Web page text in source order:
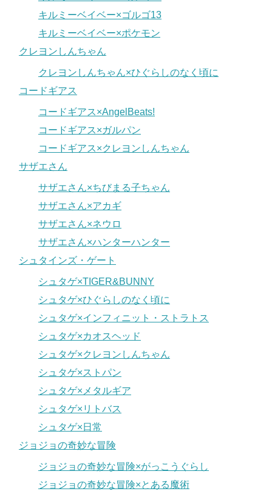
キルミーベイベー×ゴルゴ13
キルミーベイベー×ポケモン
クレヨンしんちゃん
クレヨンしんちゃん×ひぐらしのなく頃に
コードギアス
コードギアス×AngelBeats!
コードギアス×ガルパン
コードギアス×クレヨンしんちゃん
サザエさん
サザエさん×ちびまる子ちゃん
サザエさん×アカギ
サザエさん×ネウロ
サザエさん×ハンターハンター
シュタインズ・ゲート
シュタゲ×TIGER&BUNNY
シュタゲ×ひぐらしのなく頃に
シュタゲ×インフィニット・ストラトス
シュタゲ×カオスヘッド
シュタゲ×クレヨンしんちゃん
シュタゲ×ストパン
シュタゲ×メタルギア
シュタゲ×リトバス
シュタゲ×日常
ジョジョの奇妙な冒険
ジョジョの奇妙な冒険×がっこうぐらし
ジョジョの奇妙な冒険×とある魔術